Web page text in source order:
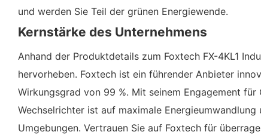
und werden Sie Teil der grünen Energiewende.
Kernstärke des Unternehmens
Anhand der Produktdetails zum Foxtech FX-4KL1
hervorheben. Foxtech ist ein führender Anbieter
Wirkungsgrad von 99 %. Mit seinem Engagement
Wechselrichter ist auf maximale
Umgebungen. Vertrauen Sie auf Foxtech für